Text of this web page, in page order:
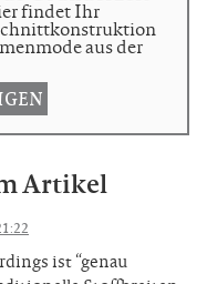
findet Ihr
aus der
Artikel
ist “genau